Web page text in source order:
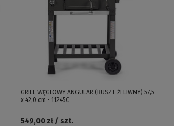
GRILL WĘGLOWY ANGULAR (RUSZT ŻELIWNY) 57,5
x 42,0 cm - 11245C
549,00 zł / szt.